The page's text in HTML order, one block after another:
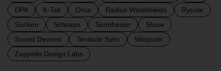
DPA
K-Tek Orca Radius Windshields
Rycote
Sanken
Schoeps Sennheiser
Shure
Sound Devices
Tentacle Sync
Wisycom
Zeppelin Design Labs